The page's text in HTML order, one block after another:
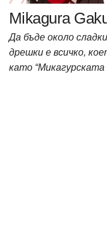
Mikagura
Да бъде около
дрешки е всичко,
като